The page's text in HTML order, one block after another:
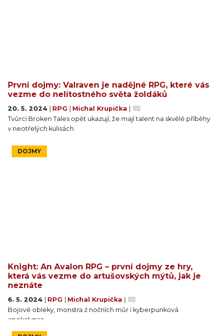
První dojmy: Valraven je nadějné RPG, které vás
vezme do nelítostného světa žoldáků
20. 5. 2024 RPG Michal Krupička
Tvůrci Broken Tales opět ukazují, že mají talent na skvělé příběhy
v neotřelých kulisách.
DOJMY
Knight: An Avalon RPG – první dojmy ze hry,
která vás vezme do artušovských mýtů, jak je
neznáte
6. 5. 2024 RPG Michal Krupička
Bojové obleky, monstra z nočních můr i kyberpunková
apokalypsa.